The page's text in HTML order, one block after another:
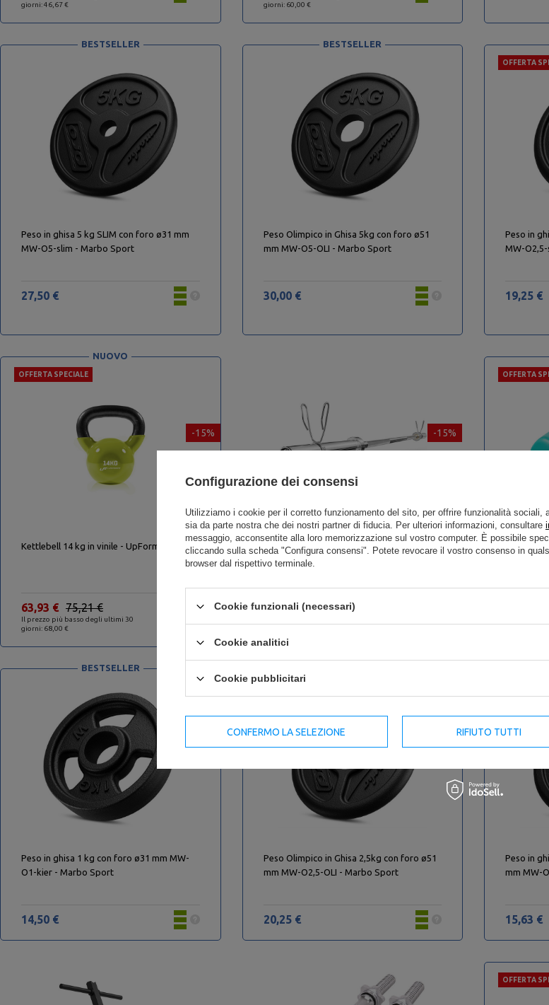
giorni: 46,67 €
giorni: 60,00 €
BESTSELLER
Peso in ghisa 5 kg SLIM con foro ø31 mm
MW-O5-slim - Marbo Sport
27,50 €
BESTSELLER
Peso Olimpico in Ghisa 5kg con foro ø51
mm MW-O5-OLI - Marbo Sport
30,00 €
OFFERTA
Peso in
MW-
19,25 €
-15%
OFFERTA SPECIALE
NUOVO
Kettlebell 14 kg in vinile - UpForm
Il prezzo più basso degli ultimi 30
giorni: 68,00 €
75,21 €
63,93 €
-15%
Barra Olimpionica 180 cm UF-G180-OLI-CH
- UpForm
135,90 €
115,52 €
OFFERTA
Manubrio
BESTSELLER
Peso in ghisa 1 kg con foro ø31 mm MW-
O1-kier - Marbo Sport
14,50 €
Peso Olimpico in Ghisa 2,5kg con foro ø51
mm MW-O2,5-OLI - Marbo Sport
20,25 €
Peso in
mm MW-
15,63 €
OFFERTA
Configurazione dei consensi
Utilizziamo i cookie per il corretto funzionamento del sito, per offrire funzionalità
sia da parte nostra che dei nostri partner di fiducia. Per ulteriori informazioni, consultare
messaggio, acconsentite alla loro memorizzazione sul vostro computer. È possibile
cliccando sulla scheda "Configura consensi". Potete revocare il vostro consenso in
browser dal rispettivo terminale.
Cookie funzionali (necessari)
Cookie analitici
Cookie pubblicitari
CONFERMO LA SELEZIONE RIFIUTO TUTTI